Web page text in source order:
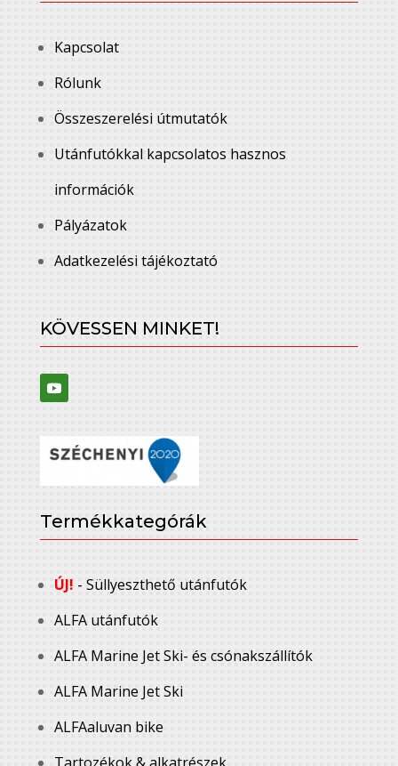
Kapcsolat
Rólunk
Összeszerelési útmutatók
Utánfutókkal kapcsolatos hasznos
információk
Pályázatok
Adatkezelési tájékoztató
KÖVESSEN MINKET!
Termékkategórák
ÚJ! - Süllyeszthető utánfutók
ALFA utánfutók
ALFA Marine Jet Ski- és csónakszállítók
ALFA Marine Jet Ski
ALFAaluvan bike
Tartozékok & alkatrészek